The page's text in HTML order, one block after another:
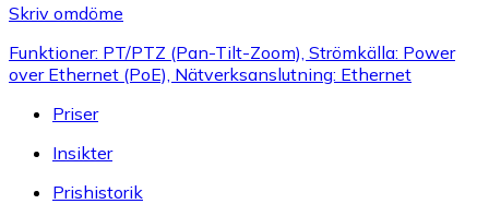
Skriv omdöme
Funktioner: PT/PTZ (Pan-Tilt-Zoom), Strömkälla: Power
over Ethernet (PoE), Nätverksanslutning: Ethernet
Priser
Insikter
Prishistorik